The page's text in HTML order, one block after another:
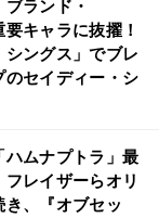
ブランド・
キャラに抜擢！
シングス」でブレ
のセイディー・シ
ハムナプトラ」最
レイザーらオリ
き、『オブセッ